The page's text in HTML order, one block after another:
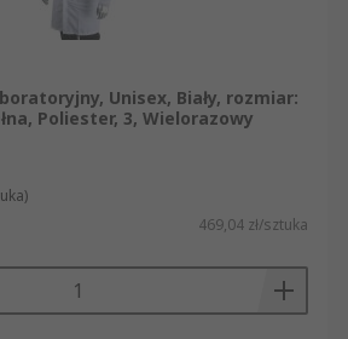
Unisex, Biały, rozmiar:
Poliester, 3, Wielorazowy
469,04 zł/sztuka